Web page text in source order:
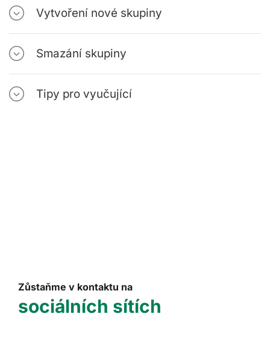
Vytvoření nové skupiny
Smazání skupiny
Tipy pro vyučující
Zůstaňme v kontaktu na
sociálních sítích